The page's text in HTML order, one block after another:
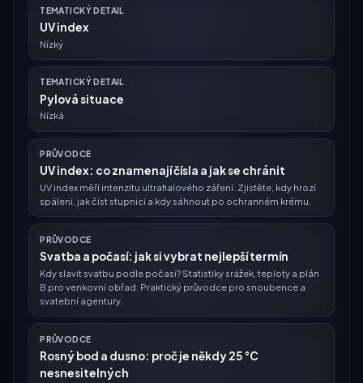
TEMATICKÝ DETAIL
UV index
Nízký
TEMATICKÝ DETAIL
Pylová situace
Nízká
PRŮVODCE
UV index: co znamenají čísla a jak se chránit
UV index měří intenzitu ultrafialového záření. Zjistěte, kdy hrozí
spálení, jak číst stupnici a kdy sáhnout po ochranném krému.
PRŮVODCE
Svatba a počasí: jak si vybrat nejlepší termín
Kdy slavit svatbu podle počasí? Statistiky srážek, teploty a plán
B pro venkovní obřad. Praktický průvodce pro snoubence a
svatební agentury.
PRŮVODCE
Rosný bod a dusno: proč je někdy 25 °C
nesnesitelných